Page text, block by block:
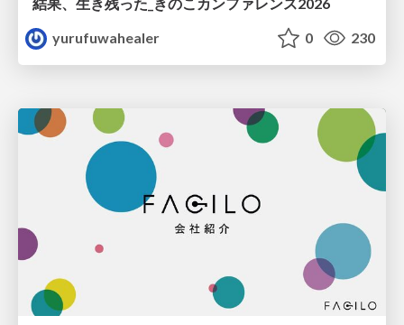
yurufuwahealer
0 230